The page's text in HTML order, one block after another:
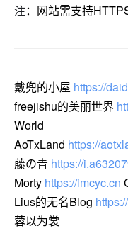
注：网站需支持
戴兜的小屋 https://
freejishu的美丽世界
World
AoTxLand https://
藤の青 https://
Morty https://imcyc.cn
Lius的无名Blog
蓉以为裳